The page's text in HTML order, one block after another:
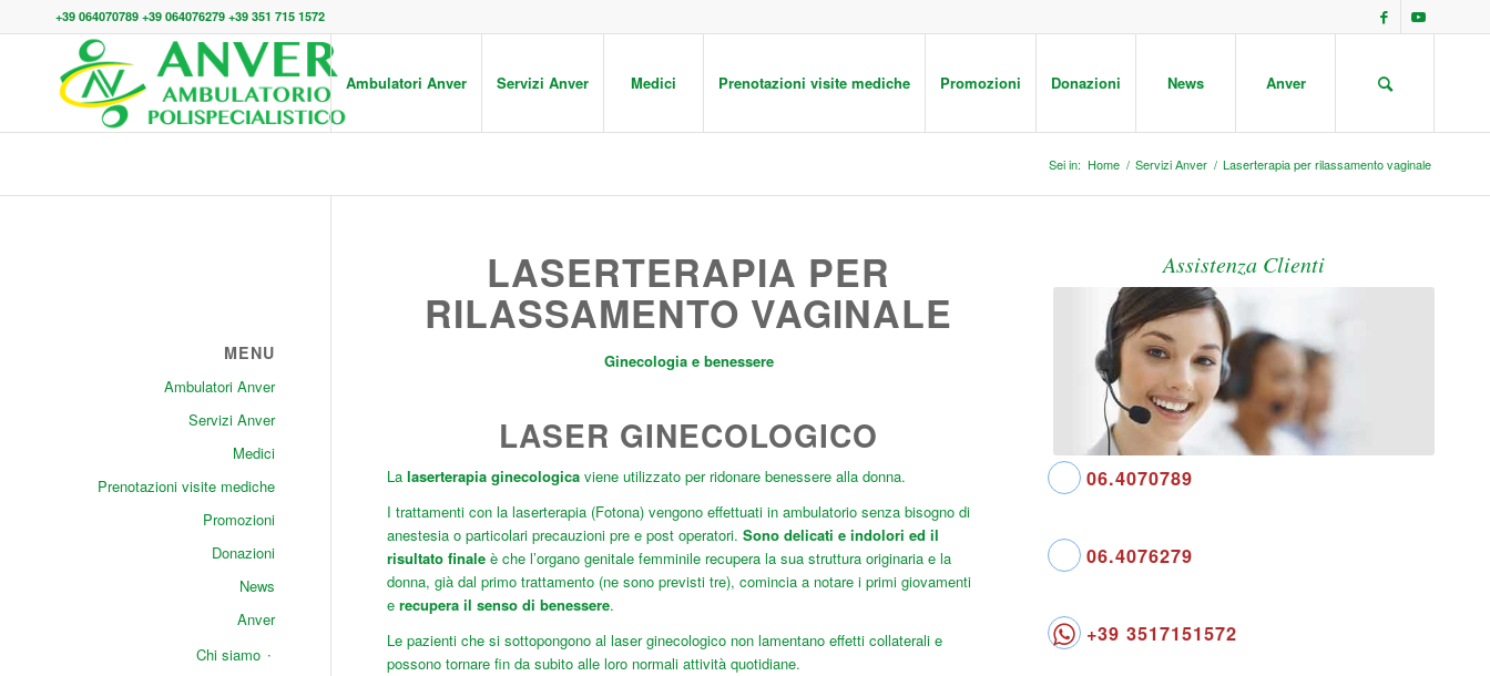
+39 064070789 +39 064076279 +39 351 715 1572
Ambulatori Anver Servizi Anver Medici Prenotazioni visite mediche Promozioni Donazioni News Anver
Sei in: Home / Servizi Anver / Laserterapia per rilassamento vaginale
LASERTERAPIA PER
RILASSAMENTO VAGINALE
Ginecologia e benessere
LASER GINECOLOGICO
La laserterapia ginecologicaviene utilizzato per ridonare benessere alla donna.
I trattamenti con la laserterapia (Fotona)vengono effettuati in ambulatorio senza bisogno di
anestesia o particolari precauzioni pre e post operatori. Sono delicati e indolori ed il
risultato finaleè che l’organo genitale femminile recupera la sua struttura originaria e la
donna, già dal primo trattamento (ne sono previsti tre), comincia a notare i primi giovamenti
e recupera il senso di benessere.
Le pazienti che si sottopongono al laser ginecologico non lamentano effetti collaterali e
possono tornare fin da subito alle loro normali attività quotidiane.
Assistenza Clienti
06.4070789
06.4076279
+39 3517151572
MENU
Ambulatori Anver
Servizi Anver
Medici
Prenotazioni visite mediche
Promozioni
Donazioni
News
Anver
Chi siamo